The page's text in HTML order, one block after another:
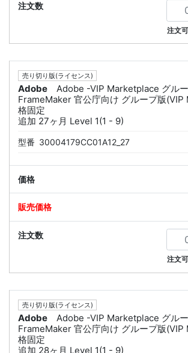
注文
売り切り版(ライセンス)
Adobe
Adobe -VIP Marketplace グル
FrameMaker 官公庁向け グループ版(VIP
格固定
追加 27ヶ月 Level 1(1 - 9)
型番 30004179CC01A12_27
注文
売り切り版(ライセンス)
Adobe
Adobe -VIP Marketplace グル
FrameMaker 官公庁向け グループ版(VIP
格固定
追加 28ヶ月 Level 1(1 - 9)